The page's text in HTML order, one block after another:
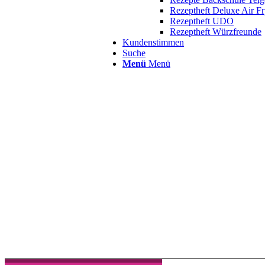
Rezeptheft Deluxe Air
Rezeptheft UDO
Rezeptheft Würzfreunde
Kundenstimmen
Suche
Menü Menü